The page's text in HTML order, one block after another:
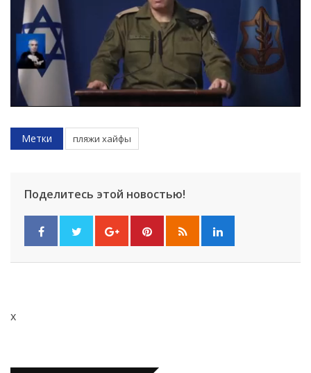
Метки пляжи хайфы
Поделитесь этой новостью!
x